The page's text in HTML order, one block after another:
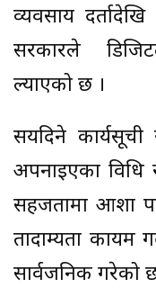
व्यवसाय
सरकारले
ल्याएको छ ।
सयदिने कार्यसूची
अपनाइएका विधि
सहजतामा आशा
तादाम्यता कायम
सार्वजनिक गरेको